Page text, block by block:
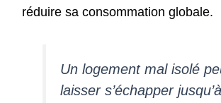
réduire sa consommation globale.
Un logement mal isolé
laisser s’échapper